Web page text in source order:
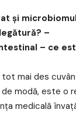
și
–
– ce
mai des
modă, este o
medicală